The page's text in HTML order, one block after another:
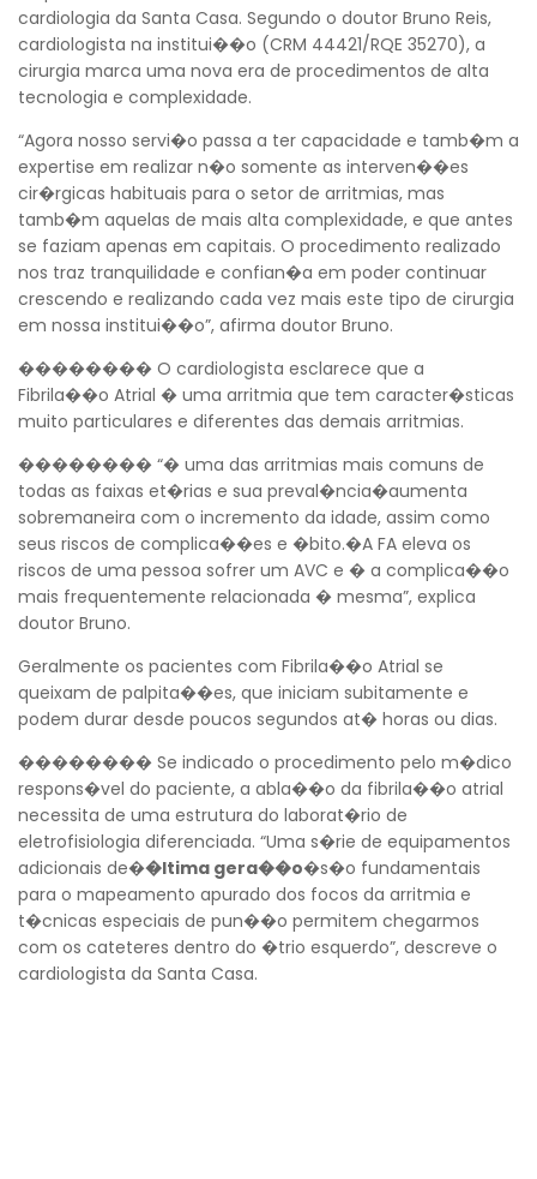
Voltar
cardiologia da Santa Casa. Segundo o doutor Bruno Reis,
cardiologista na institui��o (CRM 44421/RQE 35270), a
cirurgia marca uma nova era de procedimentos de alta
tecnologia e complexidade.
“Agora nosso servi�o passa a ter capacidade e tamb�m a
expertise em realizar n�o somente as interven��es
cir�rgicas habituais para o setor de arritmias, mas
tamb�m aquelas de mais alta complexidade, e que antes
se faziam apenas em capitais. O procedimento realizado
nos traz tranquilidade e confian�a em poder continuar
crescendo e realizando cada vez mais este tipo de cirurgia
em nossa institui��o”, afirma doutor Bruno.
�������� O cardiologista esclarece que a
Fibrila��o Atrial � uma arritmia que tem caracter�sticas
muito particulares e diferentes das demais arritmias.
�������� “� uma das arritmias mais comuns de
todas as faixas et�rias e sua preval�ncia�aumenta
sobremaneira com o incremento da idade, assim como
seus riscos de complica��es e �bito.�A FA eleva os
riscos de uma pessoa sofrer um AVC e � a complica��o
mais frequentemente relacionada � mesma”, explica
doutor Bruno.
Geralmente os pacientes com Fibrila��o Atrial se
queixam de palpita��es, que iniciam subitamente e
podem durar desde poucos segundos at� horas ou dias.
�������� Se indicado o procedimento pelo m�dico
respons�vel do paciente, a abla��o da fibrila��o atrial
necessita de uma estrutura do laborat�rio de
eletrofisiologia diferenciada. “Uma s�rie de equipamentos
adicionais de��ltima gera��o�s�o fundamentais
para o mapeamento apurado dos focos da arritmia e
t�cnicas especiais de pun��o permitem chegarmos
com os cateteres dentro do �trio esquerdo”, descreve o
cardiologista da Santa Casa.